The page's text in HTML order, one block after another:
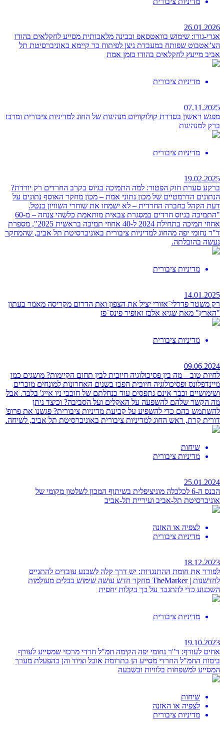
26.01.2026
אגרי-גורו: שימוש בוואטסאפ ובבינה מלאכותית מסייע לחקלאים בהודו
הצ’אטבוט שפותח במעבדת ניצן לפיתוח בר קיימא באוניברסיטת תל
אביב מייעץ לחקלאים בהודו בזמן אמת
מדיניות ציבורית
07.11.2025
מפגש ראשון בסדרת קולוקוויום מנהיגות של החוג למדיניות ציבורית ומרכז
ברק למנהיגות
מדיניות ציבורית
19.02.2025
ברקע סערת חוק הפטור: למה התמיכה בגיוס בקרב החרדים רק יורדת?
הנתונים הדרמטיים של מכון נתוני אמת – מכון מחקר האוסף נתונים על
דעת הקהל בחברה החרדית – לא ישמחו את שוחרי השוויון בנטל.
"התמיכה בגיוס חרדים במסגרת צבאית מותאמת כלשהי צנחה – מ-60
אחוזי תמיכה בתחילת 2024 ל-40 אחוזי תמיכה בראשית 2025", מספרת
ד"ר נחומי יפה מהחוג למדיניות ציבורית באוניברסיטת תל אביב, שהמחקר
נעשה בהובלתה.
מדיניות ציבורית
14.01.2025
רק משטר פדרלי־אזורי יציל את הצפון ואת הדרום מקריסה מאמר בעתון
"הארץ" מאת שגיא אלבז ואופיר פינס־פז
מדיניות ציבורית
09.06.2024
לחיות טוב – מה בין פסיכולוגיה חיובית לבין תחום הקיימות? מושגים כמו
מיינדפלונס ופסיכולוגיה חיובית הפכו בשנים האחרונות למונחים מוכרים
ושימושיים וכבר אינם נתפסים עוד כנחלתם של חובבי ניו אייג' בלבד. אבל
מה הקשר שלהם להשפעה על האקלים ועל הסביבה? וכיצד ניתן
להשתמש בהם כדי להשפיע על קביעת מדיניות ציבורית? פגשנו את פרופ'
דורית קרת, ראש החוג למדיניות ציבורית באוניברסיטת תל אביב, לשיחה.
שיחות
מדיניות ציבורית
25.01.2024
הכנס ה-6 לכלכלה מוניציפלית
בשיתוף המכון לשלטון מקומי של
אוניברסיטת תל-אביב ועיריית תל-אביב
לצפיה או האזנה
מדיניות ציבורית
18.12.2023
לפורר את חומת ההתנגדות: יש דרך קלה לשכנע עובדים להתגייס
לחדשנות | TheMarker
מחקר חדש עושה שימוש בכלים מעולמות
השכנוע כדי להתגבר על כך בקלות יחסית
מדיניות ציבורית
19.10.2023
אחים לעורף: ד"ר נחומי יפה הקימה חמ"ל חרדי מרכזי שמסייע לעורף
בימות החמ"ל החרדי מסייע הן בתרומת אוכל וציוד והן בהפעלת מערך
המסייע למשפחות בלוויות ובשבעה
שיחות
לצפיה או האזנה
מדיניות ציבורית